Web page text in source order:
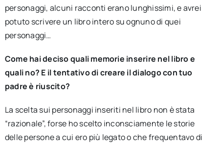
personaggi, alcuni racconti erano lunghissimi, e avrei
potuto scrivere un libro intero su ognuno di quei
personaggi…
Come hai deciso quali memorie inserire nel libro e
quali no? E il tentativo di creare il dialogo con tuo
padre è riuscito?
La scelta sui personaggi inseriti nel libro non è stata
“razionale”, forse ho scelto inconsciamente le storie
delle persone a cui ero più legato o che frequentavo di